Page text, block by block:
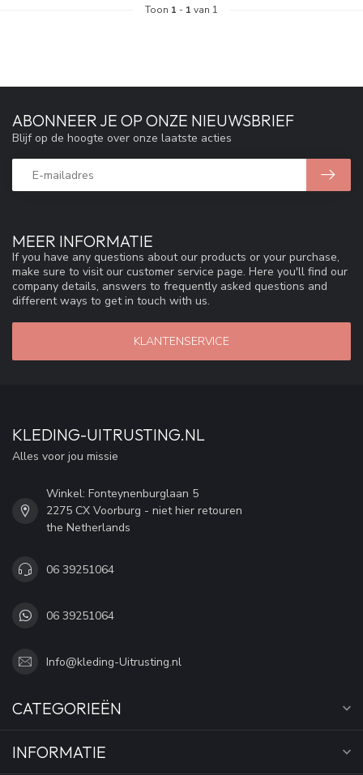
Toon 1 - 1 van 1
MEER INFORMATIE
If you have any questions about our products or your purchase,
make sure to visit our customer service page. Here you'll find our
company details, answers to frequently asked questions and
different ways to get in touch with us.
KLANTENSERVICE
ABONNEER JE OP ONZE NIEUWSBRIEF
Blijf op de hoogte over onze laatste acties
KLEDING-UITRUSTING.NL
Alles voor jou missie
Winkel: Fonteynenburglaan 5
2275 CX Voorburg - niet hier retouren
the Netherlands
06 39251064
06 39251064
Info@kleding-Uitrusting.nl
CATEGORIEËN
INFORMATIE